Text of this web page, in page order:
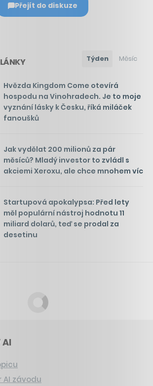
Přejít do diskuze
Týden Měsíc
Hvězda Kingdom Come otevírá
hospodu na Vinohradech. Je to moje
vyznání lásky k Česku, říká miláček
fanoušků
Jak vydělat 200 milionů za pár
měsíců? Mladý investor to zvládl s
akciemi Xeroxu, ale chce mnohem víc
Startupová apokalypsa: Před lety
měl populární nástroj hodnotu 11
miliard dolarů, teď se prodal za
desetinu
AI
AI závodu